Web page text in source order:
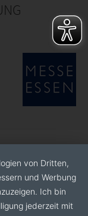
von Dritten,
und Werbung
Ich bin
jederzeit mit